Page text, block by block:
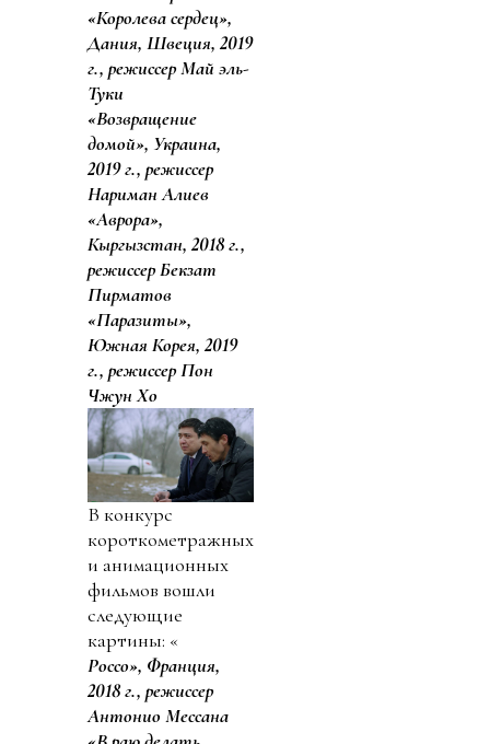
«Королева сердец»,
Дания, Швеция, 2019
г., режиссер Май эль-
Туки
«Возвращение
домой», Украина,
2019 г., режиссер
Нариман Алиев
«Аврора»,
Кыргызстан, 2018 г.,
режиссер Бекзат
Пирматов
«Паразиты»,
Южная Корея, 2019
г., режиссер Пон
Чжун Хо
В конкурс
короткометражных
и анимационных
фильмов вошли
следующие
картины: «
Россо», Франция,
2018 г., режиссер
Антонио Мессана